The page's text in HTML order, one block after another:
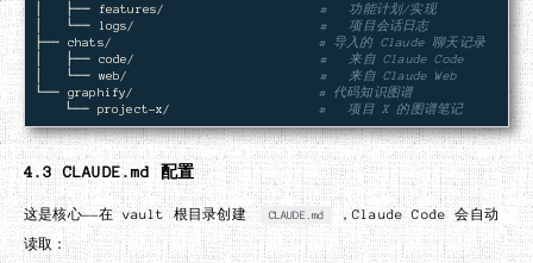
│   ├── features/ #   功能计划/实现
│   └── logs/ #   项目会话日志
├── chats/ # 导入的 Claude 聊天记录
│   ├── code/ #   来自 Claude Code
│   └── web/ #   来自 Claude Web
└── graphify/ # 代码知识图谱
    └── project-x/
#   项目 X 的图谱笔记
4.3 CLAUDE.md 配置
这是核心——在 vault 根目录创建 CLAUDE.md ，Claude Code 会自动
读取：